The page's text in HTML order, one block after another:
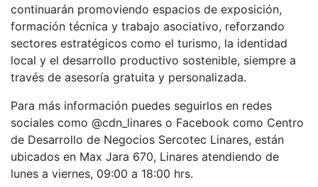
continuarán promoviendo espacios de exposición,
formación técnica y trabajo asociativo, reforzando
sectores estratégicos como el turismo, la identidad
local y el desarrollo productivo sostenible, siempre a
través de asesoría gratuita y personalizada.
Para más información puedes seguirlos en redes
sociales como @cdn_linares o Facebook como Centro
de Desarrollo de Negocios Sercotec Linares, están
ubicados en Max Jara 670, Linares atendiendo de
lunes a viernes, 09:00 a 18:00 hrs.